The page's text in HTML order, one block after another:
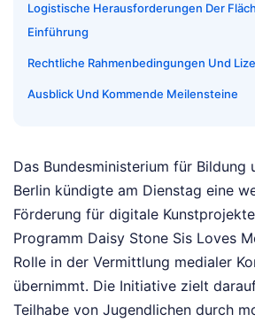
Logistische Herausforderungen Der
Einführung
Rechtliche Rahmenbedingungen Und
Ausblick Und Kommende Meilensteine
Das Bundesministerium für Bildung
Berlin kündigte am Dienstag eine
Förderung für digitale
Programm Daisy Stone Sis Loves
Rolle in der Vermittlung medialer
übernimmt. Die Initiative zielt
Teilhabe von Jugendlichen durch